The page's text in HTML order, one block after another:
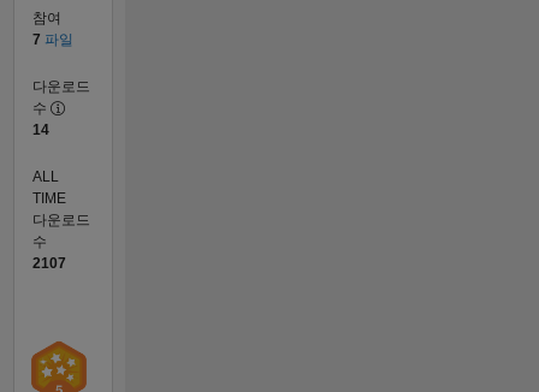
참여
7 파일
다운로드
수
14
ALL
TIME
다운로드
수
2107